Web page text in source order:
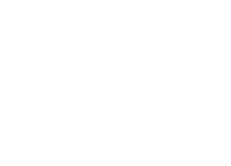
etwa, weil die Ökopunkte aus der
bei biotop- und bodenbezogenen
Ökokonto-Maßnahme sowie die